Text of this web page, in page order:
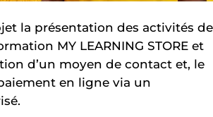
la présentation des activités de
MY LEARNING STORE et
d’un moyen de contact et, le
en ligne via un